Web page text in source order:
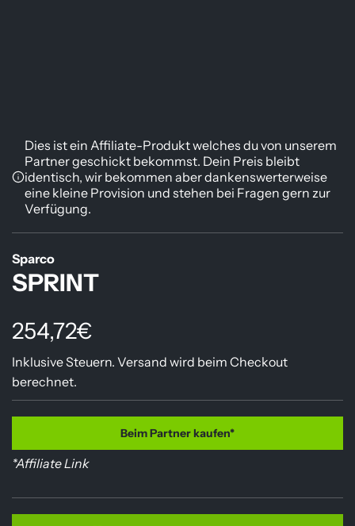
Dies ist ein Affiliate-Produkt welches du von unserem
Partner geschickt bekommst. Dein Preis bleibt
identisch, wir bekommen aber dankenswerterweise
eine kleine Provision und stehen bei Fragen gern zur
Verfügung.
Sparco
SPRINT
R
e
g
l
ä
254,72€
Inklusive Steuern. Versand wird beim Checkout
berechnet.
Beim Partner kaufen*
*Affiliate Link